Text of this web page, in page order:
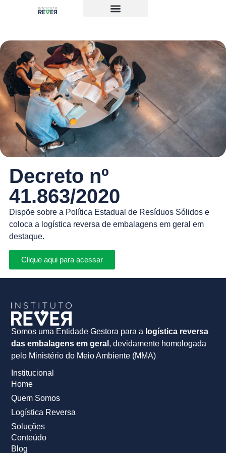
Decreto nº
41.863/2020
Dispõe sobre a Política Estadual de Resíduos Sólidos e
coloca a logística reversa de embalagens em geral em
destaque.
Clique aqui para acessar
Somos uma Entidade Gestora para a logística reversa
das embalagens em geral , devidamente homologada
pelo Ministério do Meio Ambiente (MMA)
Institucional
Home
Quem Somos
Logística Reversa
Soluções
Conteúdo
Blog